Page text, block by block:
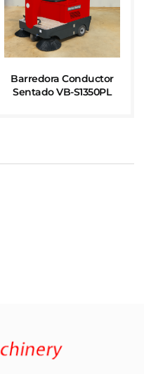
Barredora Conductor
Sentado VB-S1350PL